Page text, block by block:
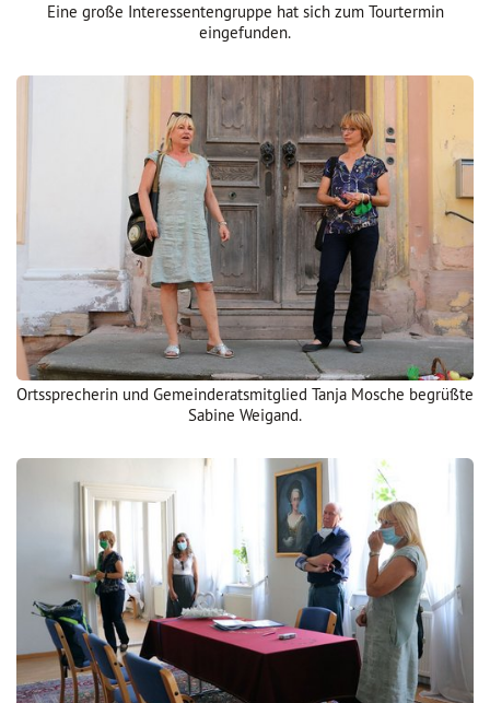
Eine große Interessentengruppe hat sich zum Tourtermin
eingefunden.
Ortssprecherin und Gemeinderatsmitglied Tanja Mosche begrüßte
Sabine Weigand.